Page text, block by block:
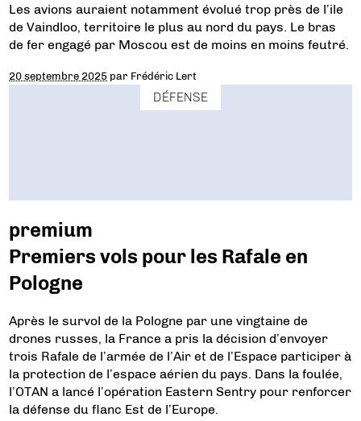
Les avions auraient notamment évolué trop près de l’ile
de Vaindloo, territoire le plus au nord du pays. Le bras
de fer engagé par Moscou est de moins en moins feutré.
20 septembre 2025 par Frédéric Lert
DÉFENSE
premium
Premiers vols pour les Rafale en
Pologne
Après le survol de la Pologne par une vingtaine de
drones russes, la France a pris la décision d’envoyer
trois Rafale de l’armée de l’Air et de l’Espace participer à
la protection de l’espace aérien du pays. Dans la foulée,
l’OTAN a lancé l’opération Eastern Sentry pour renforcer
la défense du flanc Est de l’Europe.